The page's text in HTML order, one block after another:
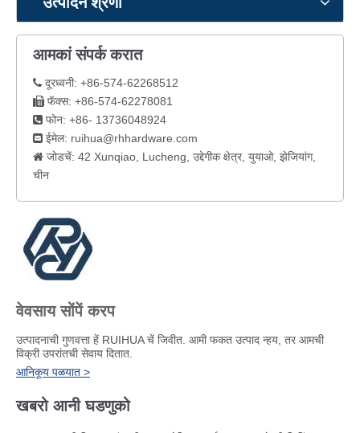
आमकां संपर्क करात
 दूरध्वनी: +86-574-62268512
 फॅक्स: +86-574-62278081
 फोन: +86- 13736048924
 ईमेल: ruihua@rhhardware.com
 जोडचें: 42 Xunqiao, Lucheng, उद्देगीक क्षेत्र, युयाओ, झेजियांग,
चीन
वेवसाय सोंपें करप
उत्पादनाची गुणवत्ता हें RUIHUA चें जिवीत. आमी फकत उत्पाद न्हय, तर आमची
विक्री उपरांतची सेवाय दितात.
आनिकूय पळयात >
खबरो आनी घडणुको